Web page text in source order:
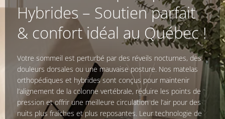
Hybrides – Soutien parfait
& confort idéal au Québec !
Votre sommeil est perturbé par des réveils nocturnes, des
douleurs dorsales ou une mauvaise posture. Nos matelas
orthopédiques et hybrides sont conçus pour maintenir
l’alignement de la colonne vertébrale, réduire les points de
pression et offrir une meilleure circulation de l’air pour des
nuits plus fraîches et plus reposantes. Leur technologie de